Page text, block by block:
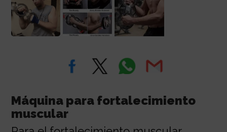
Máquina para fortalecimiento
muscular